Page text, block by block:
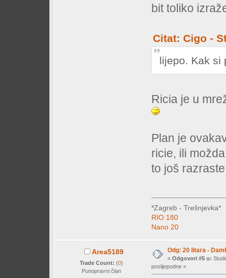
bit toliko
Citat: Cigo -
lijepo. Kak si
Ricia je u
Plan je
ricie, ili
to još
*Zagreb - Trešnjevka*
RIO 180
Nano 20
Area5189
Trade Count: (0)
Punopravni član
Odg: 20 litara -
« Odgovori #5 u:
poslijepodne »